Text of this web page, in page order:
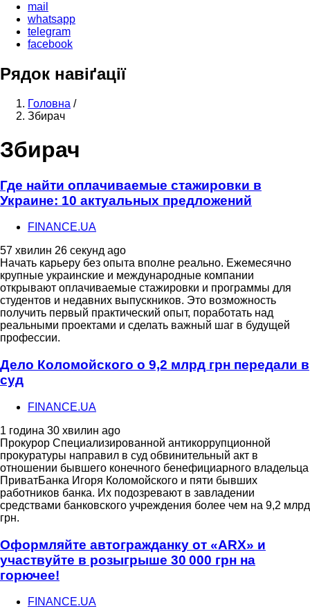
mail
whatsapp
telegram
facebook
Рядок навіґації
Головна /
Збирач
Збирач
Где найти оплачиваемые стажировки в
Украине: 10 актуальных предложений
FINANCE.UA
57 хвилин 26 секунд ago
Начать карьеру без опыта вполне реально. Ежемесячно
крупные украинские и международные компании
открывают оплачиваемые стажировки и программы для
студентов и недавних выпускников. Это возможность
получить первый практический опыт, поработать над
реальными проектами и сделать важный шаг в будущей
профессии.
Дело Коломойского о 9,2 млрд грн передали в
суд
FINANCE.UA
1 година 30 хвилин ago
Прокурор Специализированной антикоррупционной
прокуратуры направил в суд обвинительный акт в
отношении бывшего конечного бенефициарного владельца
ПриватБанка Игоря Коломойского и пяти бывших
работников банка. Их подозревают в завладении
средствами банковского учреждения более чем на 9,2 млрд
грн.
Оформляйте автогражданку от «ARX» и
участвуйте в розыгрыше 30 000 грн на
горючее!
FINANCE.UA